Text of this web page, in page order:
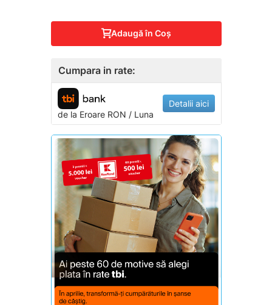
Adaugă în Coş
Cumpara in rate:
de la EroareRON / Luna
Detalii aici